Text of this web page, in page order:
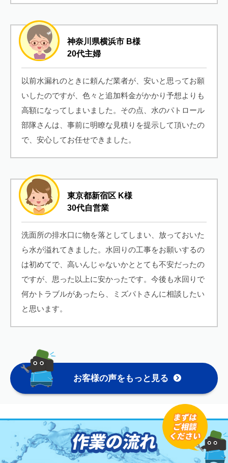
神奈川県横浜市 B様
20代主婦
以前水漏れのときに頼んだ業者が、安いと思ってお願
いしたのですが、色々と追加料金がかかり予想よりも
高額になってしまいました。その点、水のパトロール
部隊さんは、事前に明瞭な見積りを提示して頂いたの
で、安心してお任せできました。
東京都新宿区 K様
30代自営業
洗面所の排水口に物を落としてしまい、放っておいた
ら水が溢れてきました。水回りの工事をお願いするの
は初めてで、高いんじゃないかととても不安だったの
ですが、思った以上に安かったです。今後も水回りで
何かトラブルがあったら、ミズパトさんに相談したい
と思います。
お客様の声をもっと見る